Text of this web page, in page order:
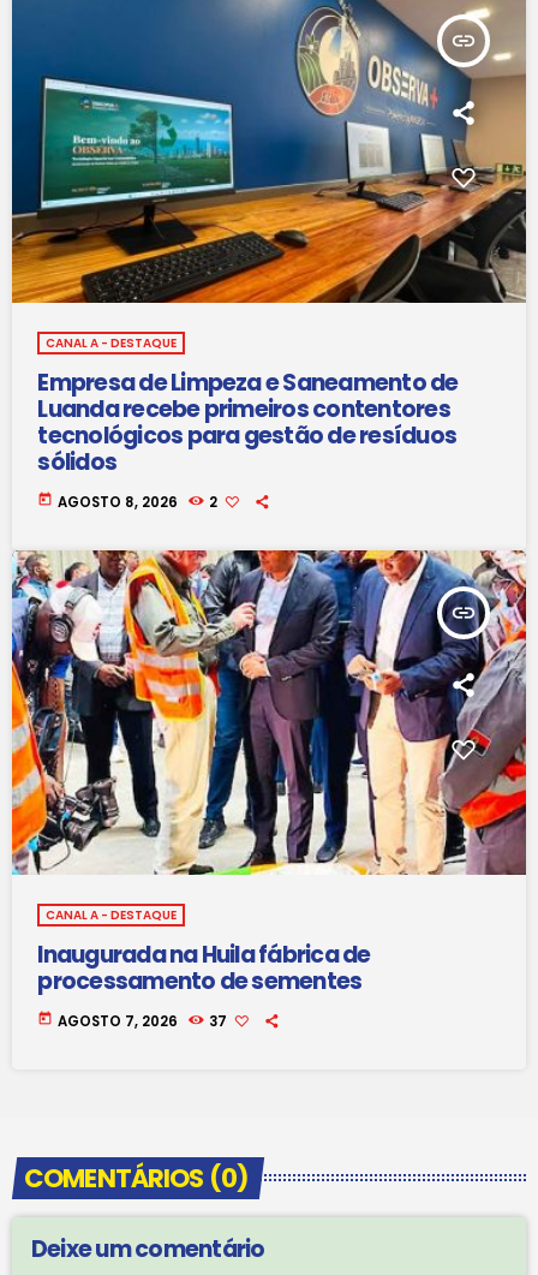
insert_link
CANAL A - DESTAQUE
Empresa de Limpeza e Saneamento de
Luanda recebe primeiros contentores
tecnológicos para gestão de resíduos
sólidos
today AGOSTO 8, 2026 2
insert_link
CANAL A - DESTAQUE
Inaugurada na Huila fábrica de
processamento de sementes
today AGOSTO 7, 2026 37
COMENTÁRIOS (0)
Deixe um comentário